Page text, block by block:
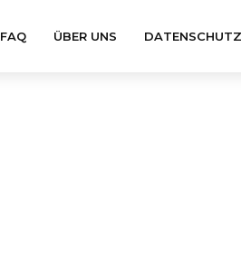
FAQ ÜBER UNS DATENSCHUTZ